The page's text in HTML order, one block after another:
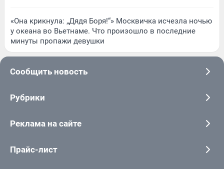
«Она крикнула: „Дядя Боря!“» Москвичка исчезла ночью
у океана во Вьетнаме. Что произошло в последние
минуты пропажи девушки
Сообщить новость
Рубрики
Реклама на сайте
Прайс-лист